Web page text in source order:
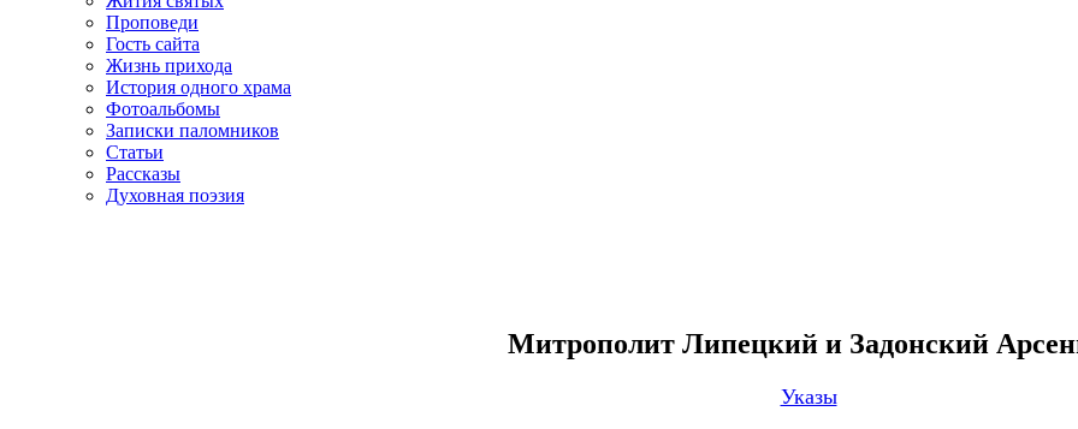
Проповеди
Гость сайта
Жизнь прихода
История одного храма
Фотоальбомы
Записки паломников
Статьи
Рассказы
Духовная поэзия
Митрополит Липецкий и Задонский
Указы